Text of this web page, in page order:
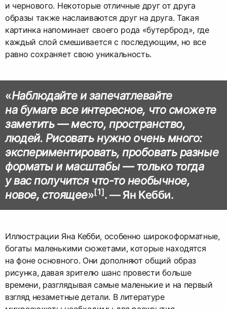
и чернового. Некоторые отличные друг от друга
образы также наслаиваются друг на друга. Такая
картинка напоминает своего рода «бутерброд», где
каждый слой смешивается с последующим, но все
равно сохраняет свою уникальность.
«Наблюдайте и запечатлевайте
на бумаге все интересное, что сможете
заметить — место, пространство,
людей. Рисовать нужно очень много:
экспериментировать, пробовать разные
форматы и масштабы — только тогда
у вас получится что-то необычное,
новое, стоящее»[1]. — Ян Кебби.
Иллюстрации Яна Кебби, особенно широкоформатные,
богаты маленькими сюжетами, которые находятся
на фоне основного. Они дополняют общий образ
рисунка, давая зрителю шанс провести больше
времени, разглядывая самые маленькие и на первый
взгляд незаметные детали. В литературе